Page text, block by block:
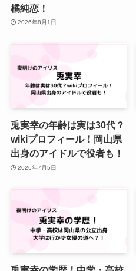
橘純恋！
2026年8月1日
兎実幸の年齢は実は30代？
wikiプロフィール！岡山県
出身のアイドルで役者も！
2026年7月5日